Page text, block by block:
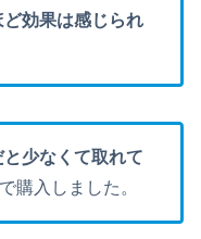
効果は感じられ
少なくて取れて
購入しました。